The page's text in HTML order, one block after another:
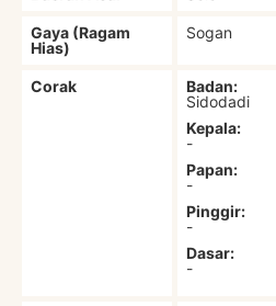
Gaya (Ragam
Hias)
Sogan
Corak
Badan:
Sidodadi
Kepala:
-
Papan:
-
Pinggir:
-
Dasar:
-